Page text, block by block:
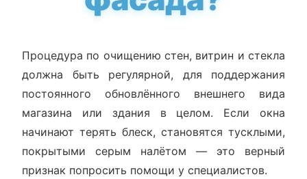
Процедура по очищению стен, витрин и стекла
должна быть регулярной, для поддержания
постоянного обновлённого внешнего вида
магазина или здания в целом. Если окна
начинают терять блеск, становятся тусклыми,
покрытыми серым налётом — это верный
признак попросить помощи у специалистов.